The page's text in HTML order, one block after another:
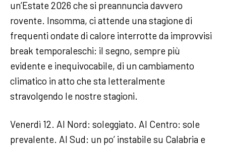
un’Estate 2026 che si preannuncia davvero
rovente. Insomma, ci attende una stagione di
frequenti ondate di calore interrotte da improvvisi
break temporaleschi: il segno, sempre più
evidente e inequivocabile, di un cambiamento
climatico in atto che sta letteralmente
stravolgendo le nostre stagioni.
Venerdì 12. Al Nord: soleggiato. Al Centro: sole
prevalente. Al Sud: un po’ instabile su Calabria e